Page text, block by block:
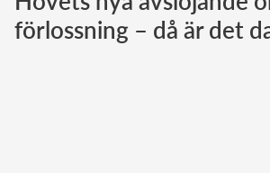
Norska kungahuset
förlossning – då är det